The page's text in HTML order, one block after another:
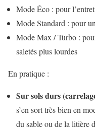
Mode Éco : pour
Mode Standard : pour
Mode Max / Turbo :
saletés plus lourdes
En pratique :
Sur sols durs
s’en sort très bien en
du sable ou de la litière